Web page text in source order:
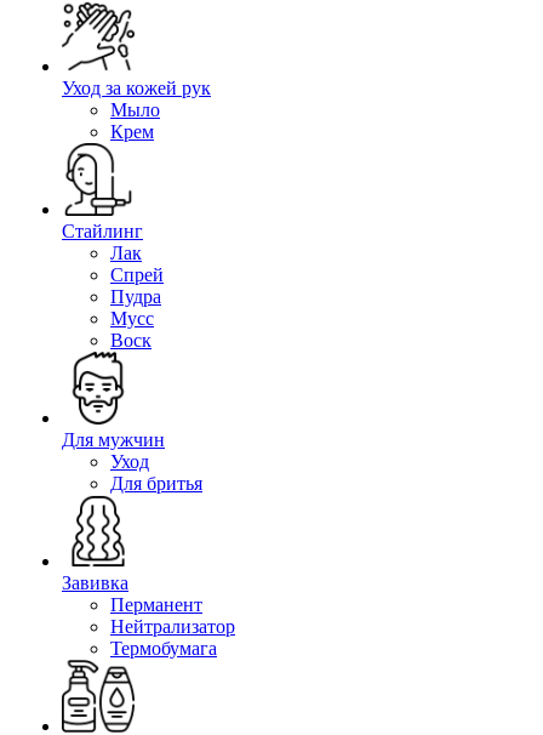
Уход за кожей рук
Мыло
Крем
Стайлинг
Лак
Спрей
Пудра
Мусс
Воск
Для мужчин
Уход
Для бритья
Завивка
Перманент
Нейтрализатор
Термобумага